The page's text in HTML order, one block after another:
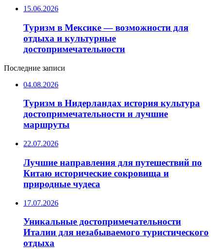
15.06.2026
Туризм в Мексике — возможности для
отдыха и культурные
достопримечательности
Последние записи
04.08.2026
Туризм в Нидерландах история культура
достопримечательности и лучшие
маршруты
22.07.2026
Лучшие направления для путешествий по
Китаю исторические сокровища и
природные чудеса
17.07.2026
Уникальные достопримечательности
Италии для незабываемого туристического
отдыха